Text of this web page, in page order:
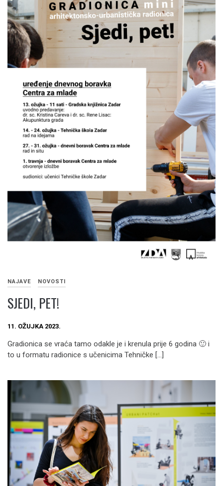
NAJAVE NOVOSTI
SJEDI, PET!
11. OŽUJKA 2023.
Gradionica se vraća tamo odakle je i krenula prije 6 godina 🙂 i
to u formatu radionice s učenicima Tehničke […]